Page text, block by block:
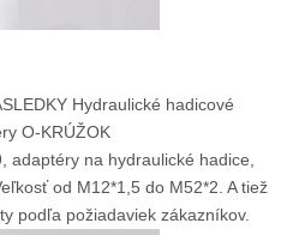
Hydraulické hadicové
O-KRÚŽOK
adaptéry na hydraulické hadice,
od M12*1,5 do M52*2. A tiež
podľa požiadaviek zákazníkov.